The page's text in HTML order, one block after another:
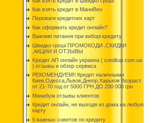
Как взять кредит в МаниВео
Переваги кредитних карт
Как оформить кредит онлайн?
Важливі питання при виборі кредиту
Швидко гроші ПРОМОКОДИ ,СКИДКИ
,АКЦИИ И ОТЗЫВЫ
Kредит АП онлайн украина ( creditup.com.ua
) отзывы и обзор сервиса
РЕКОМЕНДУЕМ!! Кредит наличными
Киев,Одесса,Львов,Днепр,Харьков Возраст
от 21-70 год от 5000 ГРН ДО 200 000 грн
Манибум отзывы клиентов
Кредит онлайн, не выходя из дома на любую
карту
5 важных советов по кредиту